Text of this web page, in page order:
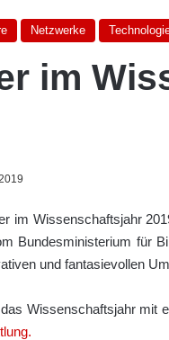
Netzwerke
im
im Wissenschaftsjahr
Bundesministerium für
und fantasievollen
Wissenschaftsjahr mit